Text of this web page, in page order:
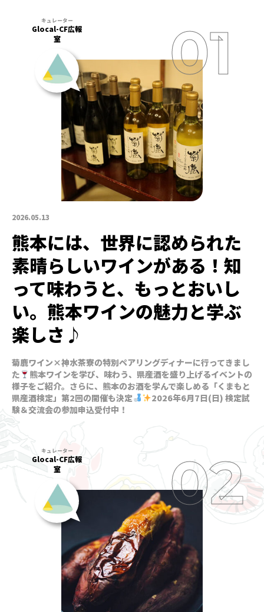
2026.05.13
Glocal-CF広報
室
熊本には、世界に認められた
素晴らしいワインがある！知
って味わうと、もっとおいし
い。熊本ワインの魅力と学ぶ
楽しさ♪
菊鹿ワイン×神水茶寮の特別ペアリングディナーに行ってきまし
た
熊本ワインを学び、味わう、県産酒を盛り上げるイベントの
様子をご紹介。さらに、熊本のお酒を学んで楽しめる「くまもと
県産酒検定」第2回の開催も決定
2026年6月7日(日) 検定試
験＆交流会の参加申込受付中！
Glocal-CF広報
室